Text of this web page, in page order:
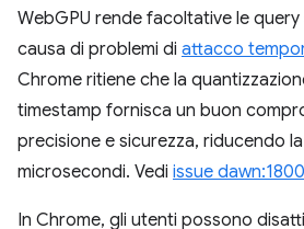
WebGPU rende facoltative le
causa di problemi di attacco
Chrome ritiene che la
timestamp fornisca un buon
precisione e sicurezza, riducendo
microsecondi. Vedi issue dawn:1800
In Chrome, gli utenti possono